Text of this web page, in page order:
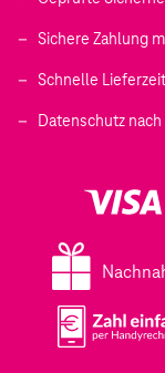
neuen Tab
in einem neuen Tab
Sichere Zahlung
Schnelle
Datenschutz